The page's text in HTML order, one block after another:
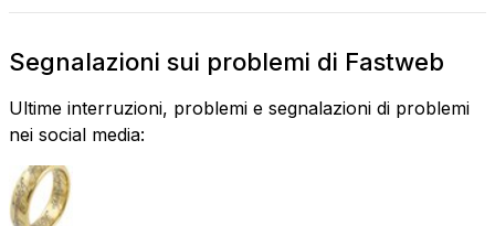
Segnalazioni sui problemi di Fastweb
Ultime interruzioni, problemi e segnalazioni di problemi
nei social media: